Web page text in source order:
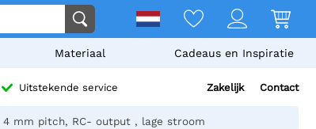
Materiaal Cadeaus en Inspiratie
Uitstekende service Zakelijk Contact
4 mm pitch, RC- output , lage stroom